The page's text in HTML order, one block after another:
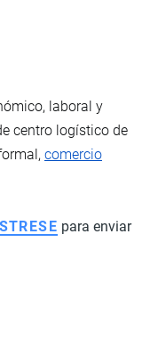
laboral y
centro logístico de
comercio
para enviar